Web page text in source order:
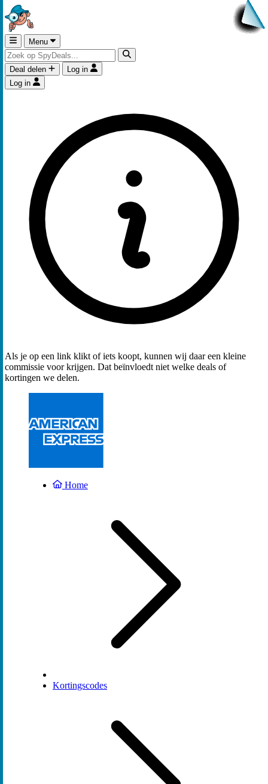
Menu
Deal delen
Log in
Log in
Als je op een link klikt of iets koopt, kunnen wij daar een kleine
commissie voor krijgen. Dat beïnvloedt niet welke deals of
kortingen we delen.
Home
Kortingscodes